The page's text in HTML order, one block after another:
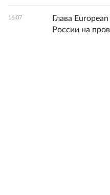
16:07
Глава
России на